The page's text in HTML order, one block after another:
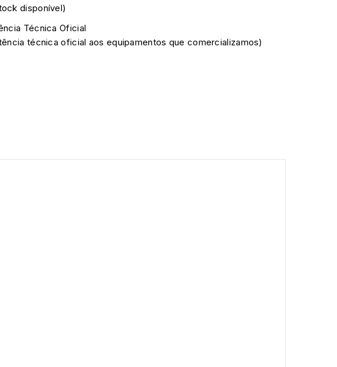
disponível)
Técnica Oficial
técnica oficial aos equipamentos que comercializamos)